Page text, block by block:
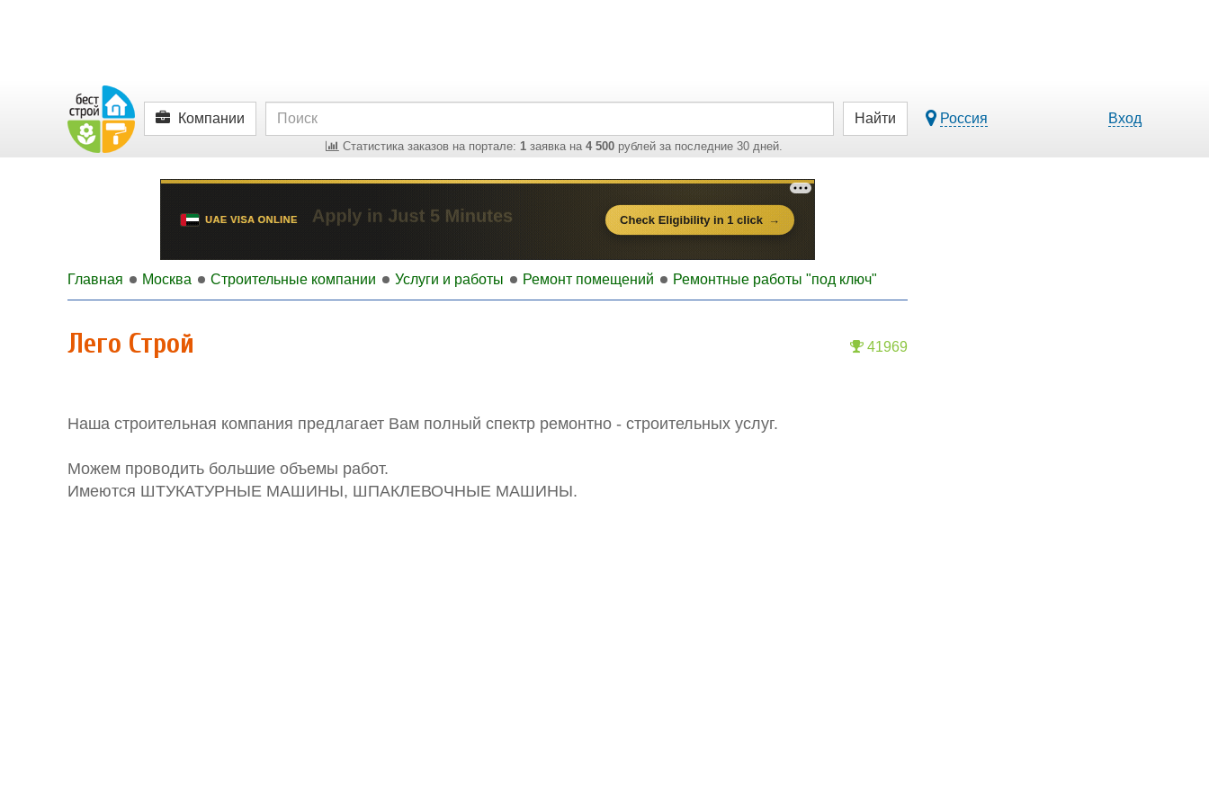
Компании
Статистика заказов на портале: 1 заявка на 4 500 рублей за последние 30 дней.
Найти Россия Вход
Главная Москва Строительные компании Услуги и работы Ремонт помещений Ремонтные работы "под ключ"
41969
Лего Строй
Наша строительная компания предлагает Вам полный спектр ремонтно - строительных услуг.
Можем проводить большие объемы работ.
Имеются ШТУКАТУРНЫЕ МАШИНЫ, ШПАКЛЕВОЧНЫЕ МАШИНЫ.